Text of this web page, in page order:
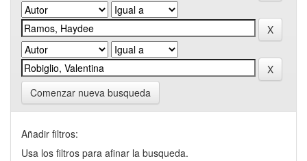
Comenzar nueva busqueda
Añadir filtros:
Usa los filtros para afinar la busqueda.